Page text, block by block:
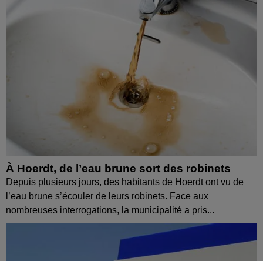
À Hoerdt, de l’eau brune sort des robinets
Depuis plusieurs jours, des habitants de Hoerdt ont vu de
l’eau brune s’écouler de leurs robinets. Face aux
nombreuses interrogations, la municipalité a pris...